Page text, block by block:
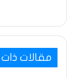
مقالات